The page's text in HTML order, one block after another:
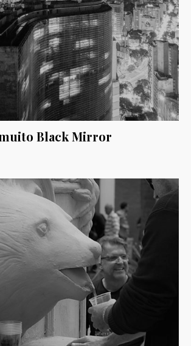
muito Black Mirror